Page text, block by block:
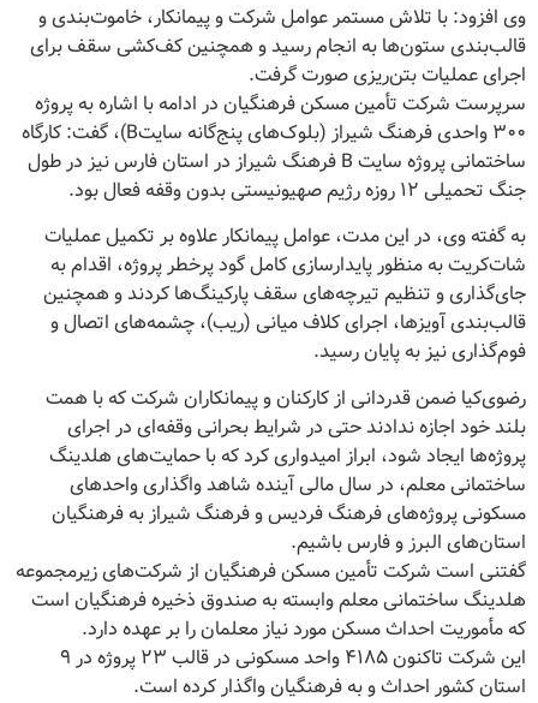
وی افزود: با تلاش مستمر عوامل شرکت و پیمانکار، خاموت‌بندی و
قالب‌بندی ستون‌ها به انجام رسید و همچنین کف‌کشی سقف برای
اجرای عملیات بتن‌ریزی صورت گرفت.
سرپرست شرکت تأمین مسکن فرهنگیان در ادامه با اشاره به پروژه
۳۰۰ واحدی فرهنگ شیراز (بلوک‌های پنج‌گانه سایتB)، گفت: کارگاه
ساختمانی پروژه سایت B فرهنگ شیراز در استان فارس نیز در طول
جنگ تحمیلی ۱۲ روزه رژیم صهیونیستی بدون وقفه فعال بود.
به گفته وی، در این مدت، عوامل پیمانکار علاوه بر تکمیل عملیات
شات‌کریت به منظور پایدارسازی کامل گود پرخطر پروژه، اقدام به
جای‌گذاری و تنظیم تیرچه‌های سقف پارکینگ‌ها کردند و همچنین
قالب‌بندی آویزها، اجرای کلاف میانی (ریب)، چشمه‌های اتصال و
فوم‌گذاری نیز به پایان رسید.
رضوی‌کیا ضمن قدردانی از کارکنان و پیمانکاران شرکت که با همت
بلند خود اجازه ندادند حتی در شرایط بحرانی وقفه‌ای در اجرای
پروژه‌ها ایجاد شود، ابراز امیدواری کرد که با حمایت‌های هلدینگ
ساختمانی معلم، در سال مالی آینده شاهد واگذاری واحدهای
مسکونی پروژه‌های فرهنگ فردیس و فرهنگ شیراز به فرهنگیان
استان‌های البرز و فارس باشیم.
گفتنی است شرکت تأمین مسکن فرهنگیان از شرکت‌های زیرمجموعه
هلدینگ ساختمانی معلم وابسته به صندوق ذخیره فرهنگیان است
که مأموریت احداث مسکن مورد نیاز معلمان را بر عهده دارد.
این شرکت تاکنون ۴۱۸۵ واحد مسکونی در قالب ۲۳ پروژه در ۹
استان کشور احداث و به فرهنگیان واگذار کرده است.